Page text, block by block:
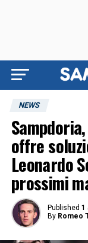
NEWS
offre
Leonardo
prossimi
Published 1
By Romeo